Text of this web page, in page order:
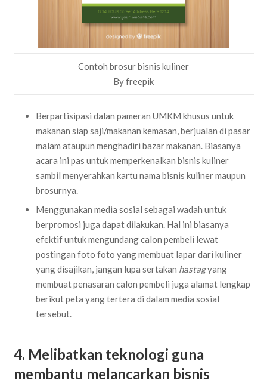
Contoh brosur bisnis kuliner
By freepik
Berpartisipasi dalan pameran UMKM khusus untuk
makanan siap saji/makanan kemasan, berjualan di pasar
malam ataupun menghadiri bazar makanan. Biasanya
acara ini pas untuk memperkenalkan bisnis kuliner
sambil menyerahkan kartu nama bisnis kuliner maupun
brosurnya.
Menggunakan media sosial sebagai wadah untuk
berpromosi juga dapat dilakukan. Hal ini biasanya
efektif untuk mengundang calon pembeli lewat
postingan foto foto yang membuat lapar dari kuliner
yang disajikan, jangan lupa sertakan hastagyang
membuat penasaran calon pembeli juga alamat lengkap
berikut peta yang tertera di dalam media sosial
tersebut.
4. Melibatkan teknologi guna
membantu melancarkan bisnis